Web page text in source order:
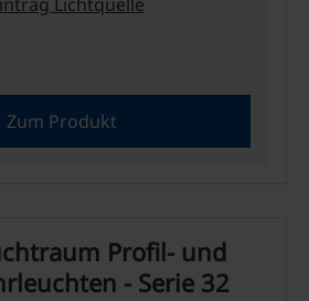
Zum Produkt
Profil- und
- Serie 32